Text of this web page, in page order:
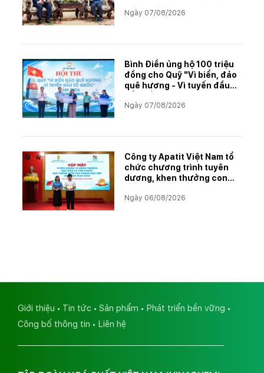
muối mỏ Kali
Ngày 07/08/2026
Bình Điền ủng hộ 100 triệu
đồng cho Quỹ "Vì biển, đảo
quê hương - Vì tuyến đầu
Ngày 07/08/2026
Công ty Apatit Việt Nam tổ
chức chương trình tuyên
dương, khen thưởng con
học tập xuất sắc năm học
Ngày 06/08/2026
Giới thiệu Tin tức Sản phẩm
Phát triển bền vững
Công bố thông tin
Liên hệ